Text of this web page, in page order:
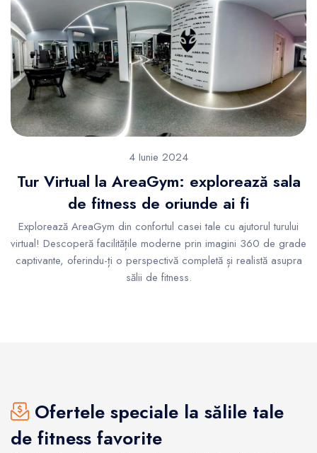
4 Iunie 2024
Tur Virtual la AreaGym: explorează sala
de fitness de oriunde ai fi
Explorează AreaGym din confortul casei tale cu ajutorul turului
virtual! Descoperă facilitățile moderne prin imagini 360 de grade
captivante, oferindu-ți o perspectivă completă și realistă asupra
sălii de fitness.
Ofertele speciale la sălile tale
de fitness favorite